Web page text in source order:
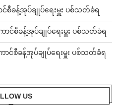
ခန့်အုပ်ချုပ်ရေးမှူး ပစ်သတ်ခံရ
င်စီခန့်အုပ်ချုပ်ရေးမှူး ပစ်သတ်ခံရ
င်စီခန့်အုပ်ချုပ်ရေးမှူး ပစ်သတ်ခံရ
US